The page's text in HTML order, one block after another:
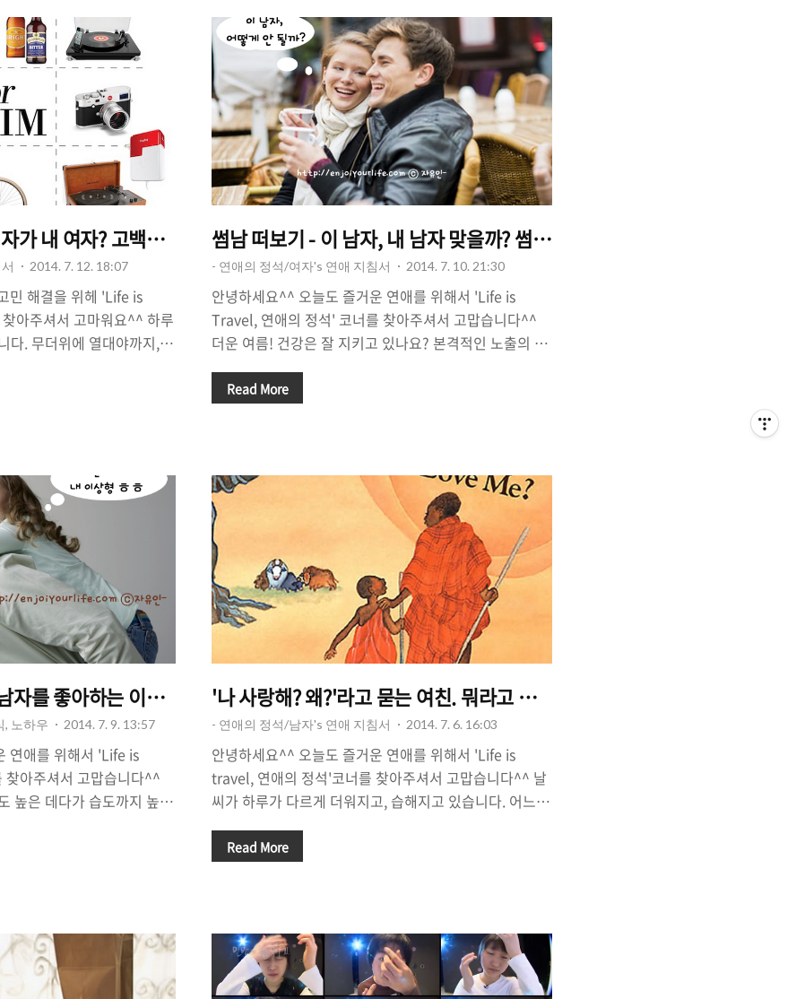
있습니다. 나보다 더 찌질
하는데, 왜 나는 연애를 못
"쑥맥남, 그가 연애를 못하
볼까 합니다^^ 쑥맥남도 연
구가 있느냐, 없느냐. 남친 여부를 확인하는 게 중요하겠
죠?^^ 그래서 준비했습니다. "그녀에게 남자친구가 있는
지 확인하는 방법" 입니다^^ 첫 번째 방법. "남친 있어
요?"라고 직접 물어본다. 가장 확실한 방법입니다. 그녀에
게 '직접'물어보는 것이죠...
가 내 여자? 고백을 해도 될까?
2014. 7. 12. 18:07
민 해결을 위헤 'Life is
아주셔서 고마워요^^ 하루
다. 무더위에 열대야까지,
을 할까 말까', 고민이 되는
생각을 해 보기도 합니다.
무지 어디까지 밀고, 어디서
녀에게 고백을 하면 그녀
리 '여자친구'를 만들고 싶
썸남 떠보기 - 이 남자, 내 남자 맞을까? 썸남의 마음을 확인하고 내꺼 만들
- 연애의 정석/여자's 연애 지침서 2014. 7. 10. 21:30
안녕하세요^^ 오늘도 즐거운 연애를 위해서 'Life is
Travel, 연애의 정석' 코너를 찾아주셔서 고맙습니다^^
더운 여름! 건강은 잘 지키고 있나요? 본격적인 노출의 계
함께 맛있는 음식을 먹으러 다니는 것도 또 하나의 즐거움
무런 반응이 없다면 궁금합니다. 그러면서 약간 불안해 지
기도 합니다. '이 남자가 내 남자 맞나?' 라는 생각이 들기
도 하고, '썸남 꼬시기'단계로 가야할까?라는 생각이 들기
도 합니다. 나는 썸남이 보고 싶은데, 그 남자의 마음은 도
무지 알 수가..
Read More
자를 좋아하는 이유가 뭘까?
, 노하우 2014. 7. 9. 13:57
연애를 위해서 'Life is
아주셔서 고맙습니다^^
높은 데다가 습도까지 높은
하는 데 정말 치명적입니다.
다. 혹은, '아빠 닮은' 남자에
렇다면 왜? 여자들은 '아빠
? 좋아하는 것까지는 아니
'나 사랑해? 왜?'라고 묻는 여친. 뭐라고 대답하면 좋아할까?
- 연애의 정석/남자's 연애 지침서 2014. 7. 6. 16:03
안녕하세요^^ 오늘도 즐거운 연애를 위해서 'Life is
travel, 연애의 정석'코너를 찾아주셔서 고맙습니다^^ 날
씨가 하루가 다르게 더워지고, 습해지고 있습니다. 어느덧
끝나고 나면 뜨거운 태양아래 펼쳐진 해변으로! 아니면 나
아해", "왜 날 좋아하는데?" 등 남자들은 갑작스런 '왜' 폭
탄을 맞고 어찌할 바를 모르다가, 무턱대고 입 밖으로 내
던진 말 때문에 곤욕을 치르곤 합니다. "나 사랑해?"라는
Read More